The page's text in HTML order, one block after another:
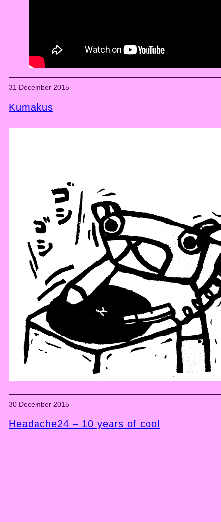
31 December 2015
Kumakus
30 December 2015
Headache24 – 10 years of cool